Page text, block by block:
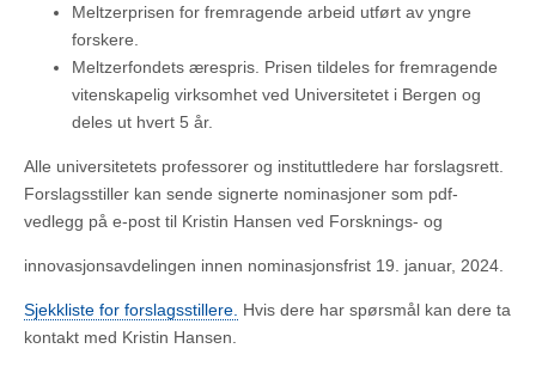
Meltzerprisen for fremragende arbeid utført av yngre
forskere.
Meltzerfondets ærespris. Prisen tildeles for fremragende
vitenskapelig virksomhet ved Universitetet i Bergen og
deles ut hvert 5 år.
Alle universitetets professorer og instituttledere har forslagsrett.
Forslagsstiller kan sende signerte nominasjoner som pdf-
vedlegg på e-post til Kristin Hansen ved Forsknings- og
innovasjonsavdelingen innen nominasjonsfrist 19. januar, 2024.
Sjekkliste for forslagsstillere. Hvis dere har spørsmål kan dere ta
kontakt med Kristin Hansen.